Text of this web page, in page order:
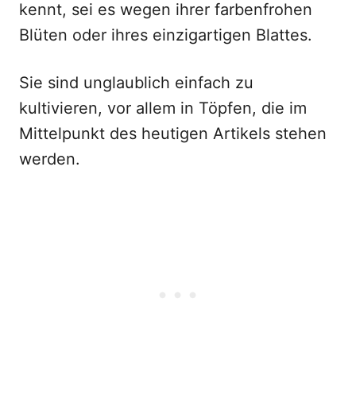
kennt, sei es wegen ihrer farbenfrohen
Blüten oder ihres einzigartigen Blattes.
Sie sind unglaublich einfach zu
kultivieren, vor allem in Töpfen, die im
Mittelpunkt des heutigen Artikels stehen
werden.